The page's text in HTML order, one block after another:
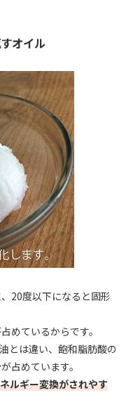
オイル
20度以下になると固形
めているからです。
とは違い、飽和脂肪酸の
占めています。
ルギー変換がされやす